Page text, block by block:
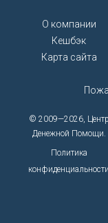
О компании
Кешбэк
Карта сайта
© 2009—2026, Центр
Денежной Помощи.
Политика
конфиденциальности